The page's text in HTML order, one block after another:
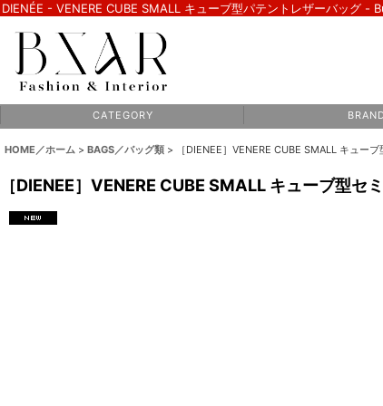
DIENÉE - VENERE CUBE SMALL キューブ型パテントレザーバッグ
C A T E G O R Y B R A N D
HOME／ホーム > BAGS／バッグ類 > ［DIENEE］VENERE CUBE SMALL キュ
［DIENEE］VENERE CUBE SMALL キューブ型